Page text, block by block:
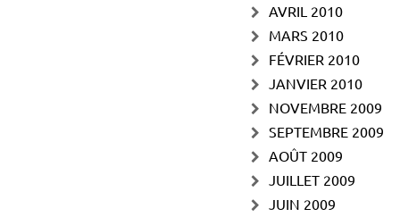
AVRIL 2010
MARS 2010
FÉVRIER 2010
JANVIER 2010
NOVEMBRE 2009
SEPTEMBRE 2009
AOÛT 2009
JUILLET 2009
JUIN 2009